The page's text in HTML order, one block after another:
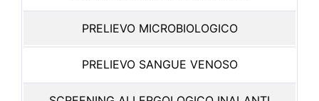
PRELIEVO MICROBIOLOGICO
PRELIEVO SANGUE VENOSO